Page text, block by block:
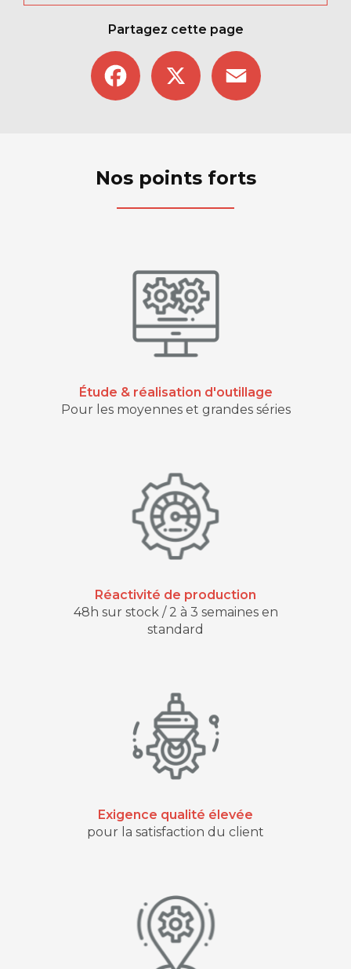
Partagez cette page
Facebook
Nos points forts
Étude & réalisation d'outillage
Pour les moyennes et grandes séries
Réactivité de production
48h sur stock / 2 à 3 semaines en
standard
Exigence qualité élevée
pour la satisfaction du client